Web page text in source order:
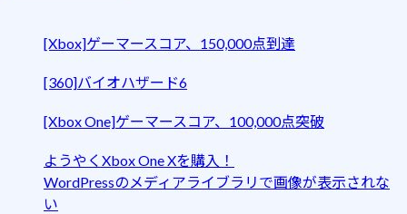
[Xbox]ゲーマースコア、150,000点到達
[360]バイオハザード6
[Xbox One]ゲーマースコア、100,000点突破
ようやくXbox One Xを購入！
WordPressのメディアライブラリで画像が表示されな
い